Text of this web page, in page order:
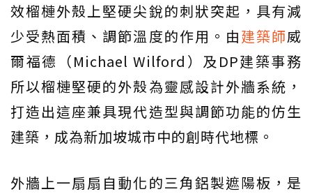
效榴槤外殼上堅硬尖銳的刺狀突起，具有減
少受熱面積、調節溫度的作用。由建築師威
爾福德（Michael Wilford）及DP建築事務
所以榴槤堅硬的外殼為靈感設計外牆系統，
打造出這座兼具現代造型與調節功能的仿生
建築，成為新加坡城市中的創時代地標。
外牆上一扇扇自動化的三角鋁製遮陽板，是